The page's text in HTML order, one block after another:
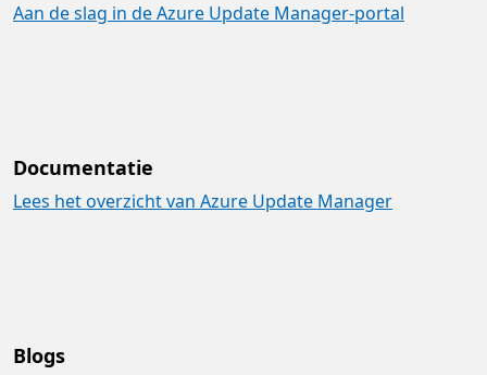
Aan de slag in de Azure Update Manager-portal
Documentatie
Lees het overzicht van Azure Update Manager
Blogs